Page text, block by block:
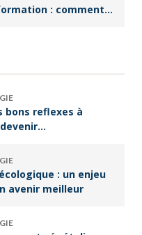
: comment
bons reflexes à
: un enjeu
avenir meilleur